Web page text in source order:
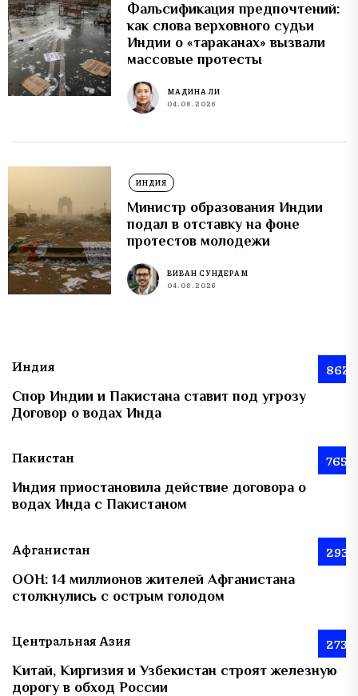
Фальсификация предпочтений:
как слова верховного судьи
Индии о «тараканах» вызвали
массовые протесты
МАДИНА ЛИ
04.08.2026
ИНДИЯ
Министр образования Индии
подал в отставку на фоне
протестов молодежи
ВИВАН СУНДЕРАМ
04.08.2026
Индия 862
Спор Индии и Пакистана ставит под угрозу
Договор о водах Инда
Пакистан 765
Индия приостановила действие договора о
водах Инда с Пакистаном
Афганистан 293
ООН: 14 миллионов жителей Афганистана
столкнулись с острым голодом
Центральная Азия 273
Китай, Киргизия и Узбекистан строят железную
дорогу в обход России